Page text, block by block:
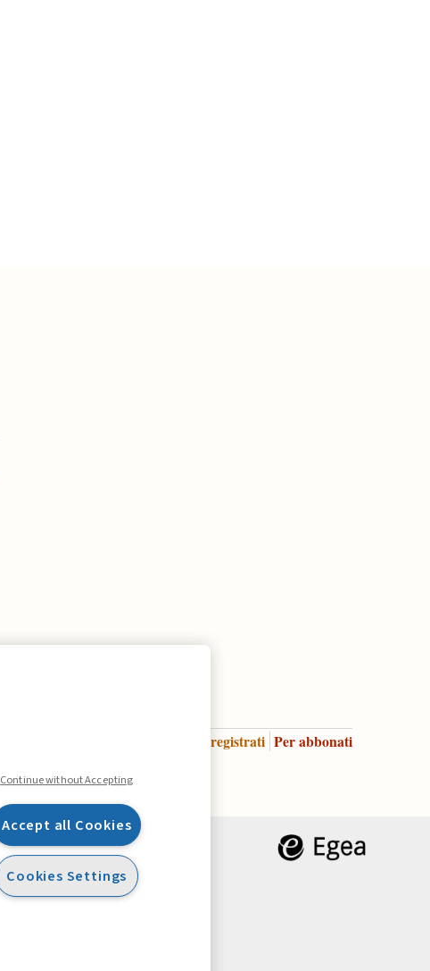
Per registrati Per abbonati
Continue without Accepting
Accept all Cookies
Cookies Settings